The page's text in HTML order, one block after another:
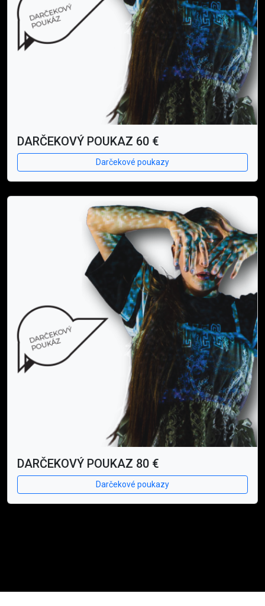
DARČEKOVÝ POUKAZ 60 €
Darčekové poukazy
DARČEKOVÝ POUKAZ 80 €
Darčekové poukazy